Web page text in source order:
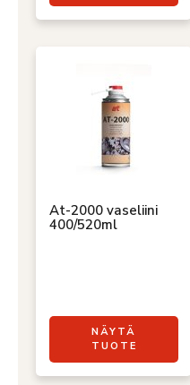
At-2000 vaseliini
400/520ml
NÄYTÄ
TUOTE